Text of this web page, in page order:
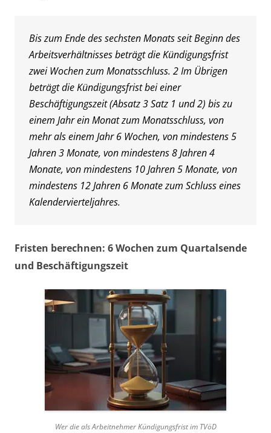
Bis zum Ende des sechsten Monats seit Beginn des
Arbeitsverhältnisses beträgt die Kündigungsfrist
zwei Wochen zum Monatsschluss. 2 Im Übrigen
beträgt die Kündigungsfrist bei einer
Beschäftigungszeit (Absatz 3 Satz 1 und 2) bis zu
einem Jahr ein Monat zum Monatsschluss, von
mehr als einem Jahr 6 Wochen, von mindestens 5
Jahren 3 Monate, von mindestens 8 Jahren 4
Monate, von mindestens 10 Jahren 5 Monate, von
mindestens 12 Jahren 6 Monate zum Schluss eines
Kalendervierteljahres.
Fristen berechnen: 6 Wochen zum Quartalsende
und Beschäftigungszeit
Wer die als Arbeitnehmer Kündigungsfrist im TVöD